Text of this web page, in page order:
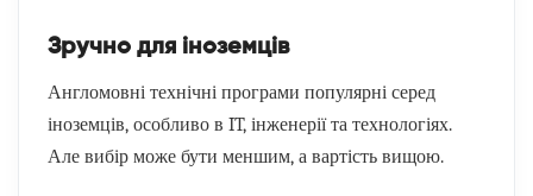
Зручно для іноземців
Англомовні технічні програми популярні серед
іноземців, особливо в IT, інженерії та технологіях.
Але вибір може бути меншим, а вартість вищою.